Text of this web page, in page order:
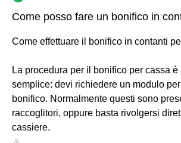
Come posso fare un bonifico in
Come effettuare il bonifico in contanti
La procedura per il bonifico per cassa è
semplice: devi richiedere un modulo
bonifico. Normalmente questi sono
raccoglitori, oppure basta rivolgersi
cassiere.